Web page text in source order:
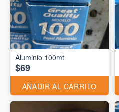
$69
AÑADIR AL CARRITO